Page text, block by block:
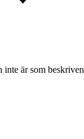
inte är som beskriven